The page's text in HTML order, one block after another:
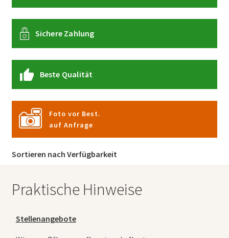
Sichere Zahlung
Beste Qualität
Foto vor Best.
auf Anfrage
Sortieren nach Verfügbarkeit
Praktische Hinweise
Stellenangebote